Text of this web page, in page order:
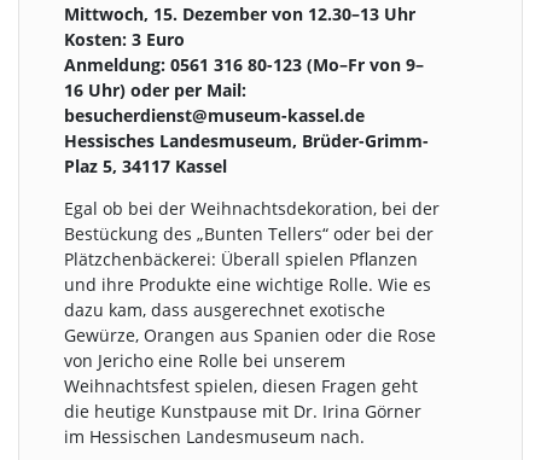
Mittwoch, 15. Dezember von 12.30–13 Uhr
Kosten: 3 Euro
Anmeldung: 0561 316 80-123 (Mo–Fr von 9–
16 Uhr) oder per Mail:
besucherdienst@museum-kassel.de
Hessisches Landesmuseum, Brüder-Grimm-
Plaz 5, 34117 Kassel
Egal ob bei der Weihnachtsdekoration, bei der
Bestückung des „Bunten Tellers“ oder bei der
Plätzchenbäckerei: Überall spielen Pflanzen
und ihre Produkte eine wichtige Rolle. Wie es
dazu kam, dass ausgerechnet exotische
Gewürze, Orangen aus Spanien oder die Rose
von Jericho eine Rolle bei unserem
Weihnachtsfest spielen, diesen Fragen geht
die heutige Kunstpause mit Dr. Irina Görner
im Hessischen Landesmuseum nach.